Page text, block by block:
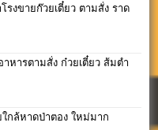
รงขายก๊วยเตี๋ยว ตามสั่ง ราด
หารตามสั่ง ก๋วยเตี๋ยว ส้มตำ
ใกล้หาดป่าตอง ใหม่มาก